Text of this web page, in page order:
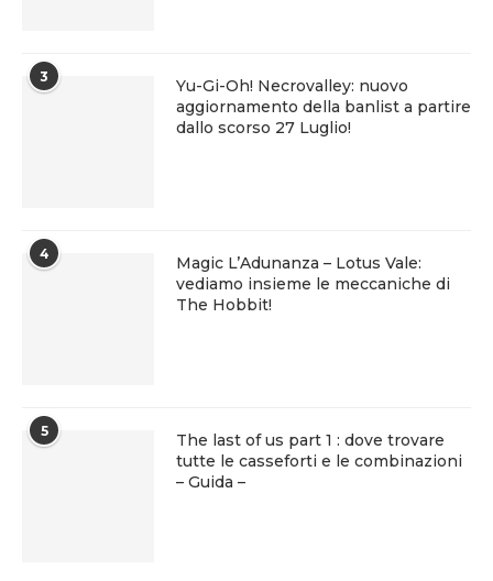
3
Yu-Gi-Oh! Necrovalley: nuovo
aggiornamento della banlist a partire
dallo scorso 27 Luglio!
4
Magic L’Adunanza – Lotus Vale:
vediamo insieme le meccaniche di
The Hobbit!
5
The last of us part 1 : dove trovare
tutte le casseforti e le combinazioni
– Guida –